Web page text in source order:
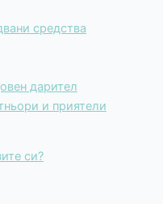
средства
дарител
и приятели
си?